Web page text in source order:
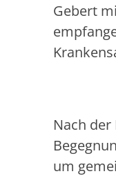
Gebert
Nach
um